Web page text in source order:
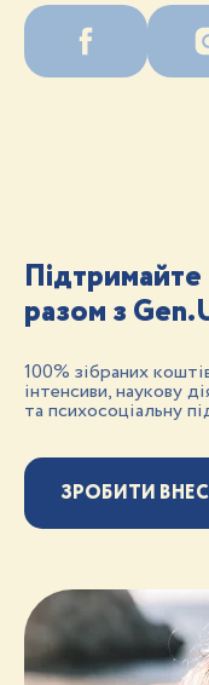
разом з
100% зібраних
інтенсиви, наукову
та психосоціальну
ЗРОБИТИ